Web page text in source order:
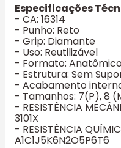
Especificações
- CA: 16314
- Punho: Reto
- Grip: Diamante
- Uso: Reutilizável
- Formato: Anatômico
- Estrutura: Sem
- Acabamento
- Tamanhos: 7(P), 8
- RESISTÊNCIA
3101X
- RESISTÊNCIA
A1C1J5K6N2O5P6T6